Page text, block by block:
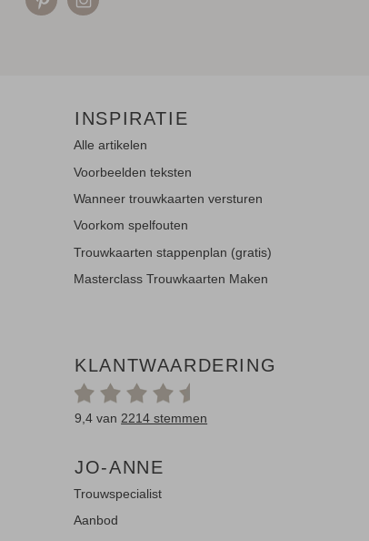
INSPIRATIE
Alle artikelen
Voorbeelden teksten
Wanneer trouwkaarten versturen
Voorkom spelfouten
Trouwkaarten stappenplan (gratis)
Masterclass Trouwkaarten Maken
KLANTWAARDERING
9,4 van 2214 stemmen
JO-ANNE
Trouwspecialist
Aanbod